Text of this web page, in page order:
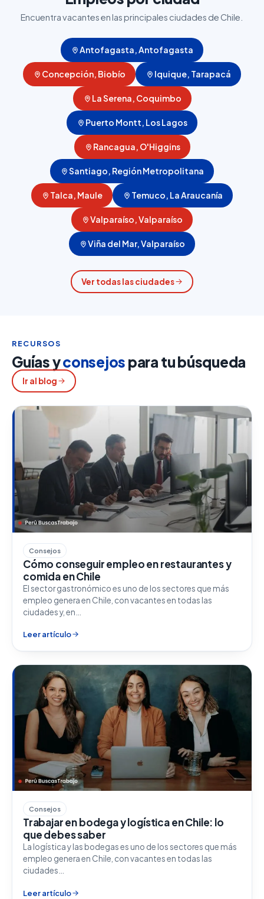
Encuentra vacantes en las principales ciudades de Chile.
Antofagasta, Antofagasta
Concepción, Biobío Iquique, Tarapacá
La Serena, Coquimbo
Puerto Montt, Los Lagos
Rancagua, O'Higgins
Santiago, Región Metropolitana
Talca, Maule Temuco, La Araucanía
Valparaíso, Valparaíso
Viña del Mar, Valparaíso
Ver todas las ciudades
RECURSOS
Guías yconsejos para tu búsqueda
Ir al blog
Consejos
Cómo conseguir empleo en restaurantes y
comida en Chile
El sector gastronómico es uno de los sectores que más
empleo genera en Chile, con vacantes en todas las
ciudades y, en…
Leer artículo
Consejos
Trabajar en bodega y logística en Chile: lo
que debes saber
La logística y las bodegas es uno de los sectores que más
empleo genera en Chile, con vacantes en todas las
ciudades…
Leer artículo